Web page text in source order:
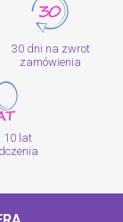
30 dni na zwrot
zamówienia
10 lat